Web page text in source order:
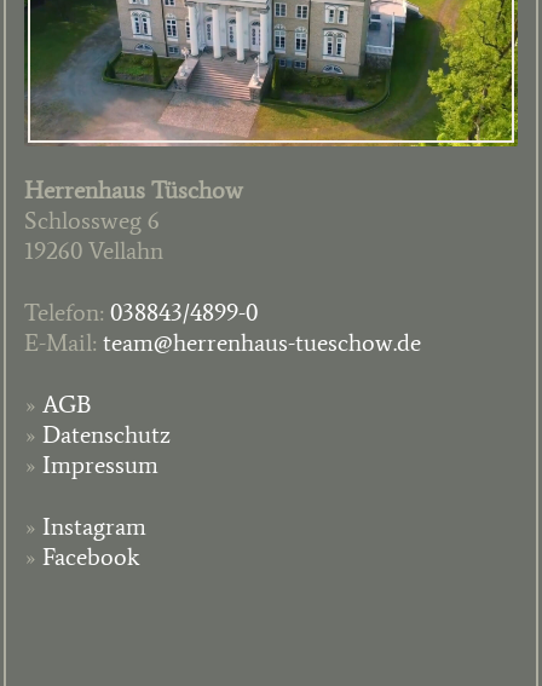
Herrenhaus Tüschow
Schlossweg 6
19260 Vellahn
Telefon: 038843/4899-0
E-Mail: team@herrenhaus-tueschow.de
» AGB
» Datenschutz
» Impressum
» Instagram
» Facebook